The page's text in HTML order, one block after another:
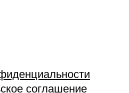
соглашение